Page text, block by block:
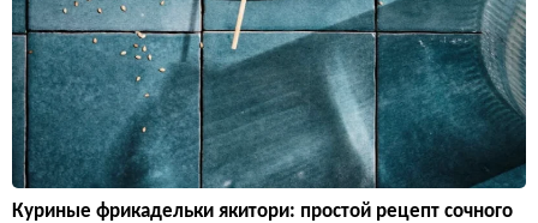
Куриные фрикадельки якитори: простой рецепт сочного